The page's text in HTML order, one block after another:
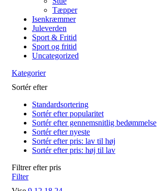
Tæpper
Isenkræmmer
Juleverden
Sport & Fritid
Sport og fritid
Uncategorized
Kategorier
Sortér efter
Standardsortering
Sortér efter popularitet
Sortér efter gennemsnitlig bedømmelse
Sortér efter nyeste
Sortér efter pris: lav til høj
Sortér efter pris: høj til lav
Filtrer efter pris
Filter